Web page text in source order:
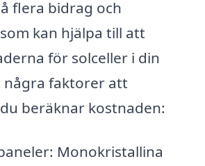
flera bidrag och
kan hjälpa till att
för solceller i din
några faktorer att
beräknar kostnaden:
Monokristallina